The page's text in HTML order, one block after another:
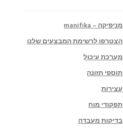
מניפיקה – manifika
הצטרפו לרשימת המבצעים שלנו
מערכת עיכול
תוספי תזונה
עצירות
תפקודי מוח
בדיקות מעבדה